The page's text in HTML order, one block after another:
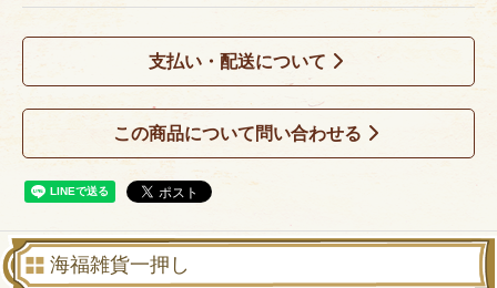
支払い・配送について
この商品について問い合わせる
海福雑貨一押し